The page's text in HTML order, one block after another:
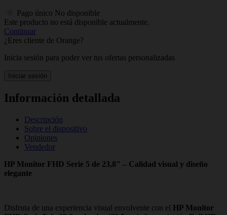
Pago único No disponible
Este producto no está disponible actualmente.
Continuar
¿Eres cliente de Orange?
Inicia sesión para poder ver tus ofertas personalizadas
Iniciar sesión
Información detallada
Descripción
Sobre el dispositivo
Opiniones
Vendedor
HP Monitor FHD Serie 5 de 23,8" – Calidad visual y diseño
elegante
Disfruta de una experiencia visual envolvente con el HP Monitor